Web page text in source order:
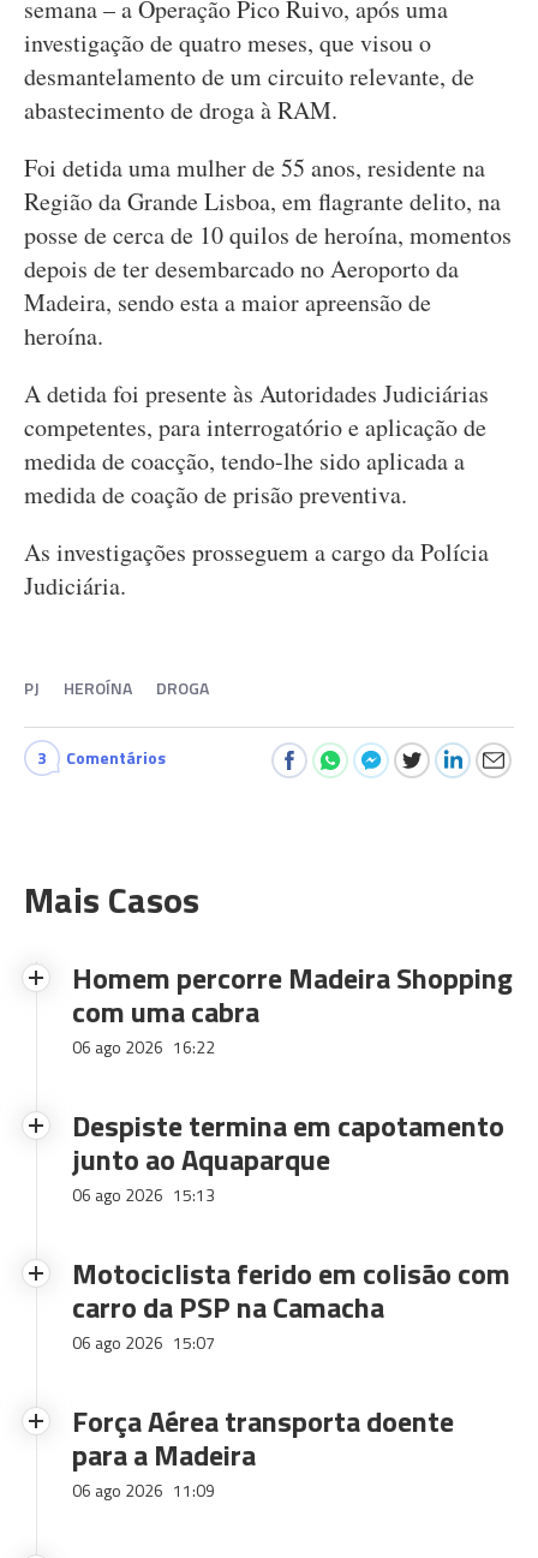
semana – a Operação Pico Ruivo, após uma
investigação de quatro meses, que visou o
desmantelamento de um circuito relevante, de
abastecimento de droga à RAM.
Foi detida uma mulher de 55 anos, residente na
Região da Grande Lisboa, em flagrante delito, na
posse de cerca de 10 quilos de heroína, momentos
depois de ter desembarcado no Aeroporto da
Madeira, sendo esta a maior apreensão de
heroína.
A detida foi presente às Autoridades Judiciárias
competentes, para interrogatório e aplicação de
medida de coacção, tendo-lhe sido aplicada a
medida de coação de prisão preventiva.
As investigações prosseguem a cargo da Polícia
Judiciária.
PJ HEROÍNA DROGA
3 Comentários
Mais Casos
Homem percorre Madeira Shopping
com uma cabra
06 ago 2026 16:22
Despiste termina em capotamento
junto ao Aquaparque
06 ago 2026 15:13
Motociclista ferido em colisão com
carro da PSP na Camacha
06 ago 2026 15:07
Força Aérea transporta doente
para a Madeira
06 ago 2026 11:09